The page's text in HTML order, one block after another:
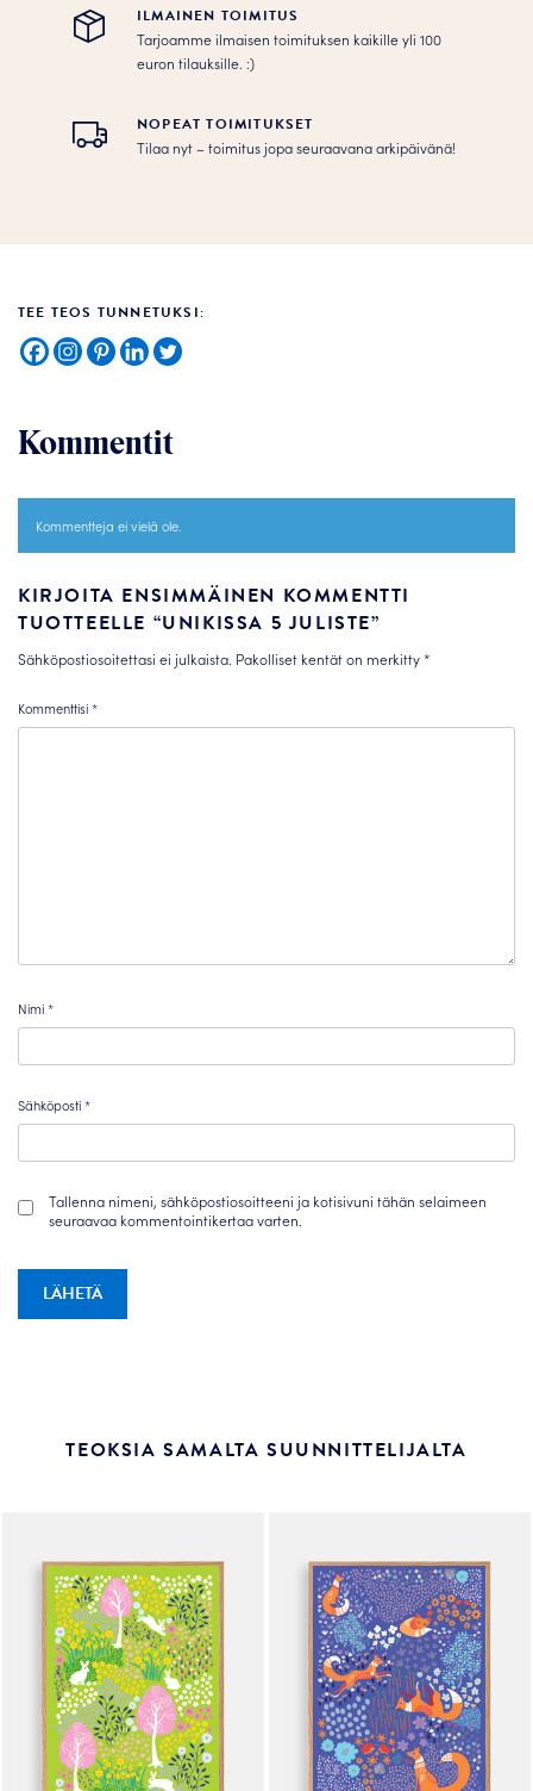
ILMAINEN TOIMITUS
Tarjoamme ilmaisen toimituksen kaikille yli 100
euron tilauksille. :­­)
NOPEAT TOIMITUKSET
Tilaa nyt – toimitus jopa seuraavana arkipäivänä!
TEE TEOS TUNNETUKSI:
Kommentit
Kommentteja ei vielä ole.
KIRJOITA ENSIMMÄINEN KOMMENTTI
TUOTTEELLE “UNIKISSA 5 JULISTE”
Sähköpostiosoitettasi ei julkaista. Pakolliset kentät on merkitty*
Kommenttisi*
Nimi*
Sähköposti*
Tallenna nimeni, sähköpostiosoitteeni ja kotisivuni tähän selaimeen
seuraavaa kommentointikertaa varten.
TEOKSIA SAMALTA SUUNNITTELIJALTA